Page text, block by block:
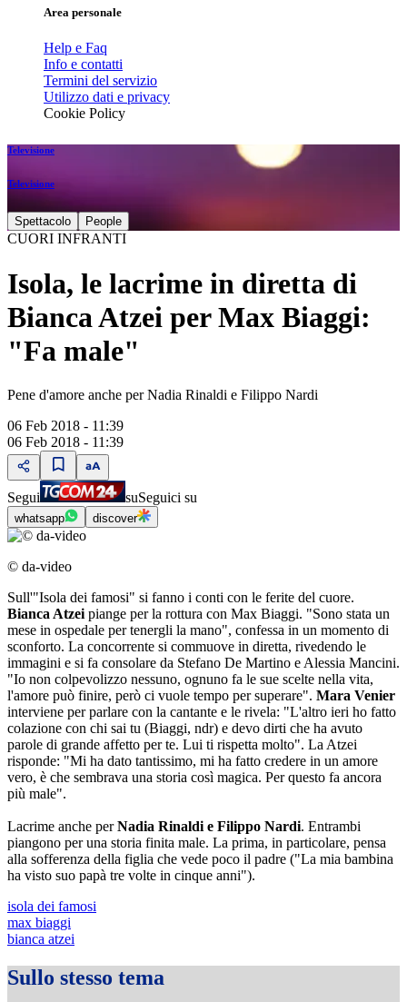
Area personale
Help e Faq
Info e contatti
Termini del servizio
Utilizzo dati e privacy
Cookie Policy
Televisione
Televisione
Spettacolo People
CUORI INFRANTI
Isola, le lacrime in diretta di
Bianca Atzei per Max Biaggi:
"Fa male"
Pene d'amore anche per Nadia Rinaldi e Filippo Nardi
06 Feb 2018 - 11:39
06 Feb 2018 - 11:39
Segui suSeguici su
whatsapp discover
© da-video
Sull'"Isola dei famosi" si fanno i conti con le ferite del cuore.
Bianca Atzei piange per la rottura con Max Biaggi. "Sono stata un
mese in ospedale per tenergli la mano", confessa in un momento di
sconforto. La concorrente si commuove in diretta, rivedendo le
immagini e si fa consolare da Stefano De Martino e Alessia Mancini.
"Io non colpevolizzo nessuno, ognuno fa le sue scelte nella vita,
l'amore può finire, però ci vuole tempo per superare". Mara Venier
interviene per parlare con la cantante e le rivela: "L'altro ieri ho fatto
colazione con chi sai tu (Biaggi, ndr) e devo dirti che ha avuto
parole di grande affetto per te. Lui ti rispetta molto". La Atzei
risponde: "Mi ha dato tantissimo, mi ha fatto credere in un amore
vero, è che sembrava una storia così magica. Per questo fa ancora
più male".
Lacrime anche perNadia Rinaldi e Filippo Nardi. Entrambi
piangono per una storia finita male. La prima, in particolare, pensa
alla sofferenza della figlia che vede poco il padre ("La mia bambina
ha visto suo papà tre volte in cinque anni").
isola dei famosi
max biaggi
bianca atzei
Sullo stesso tema